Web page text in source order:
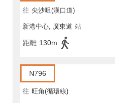
往 尖沙咀(漢口道)
新港中心, 廣東道 站
距離 130m
N796
往 旺角(循環線)